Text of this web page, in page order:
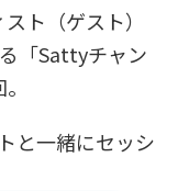
ト（ゲスト）
「Sattyチャン
と一緒にセッシ